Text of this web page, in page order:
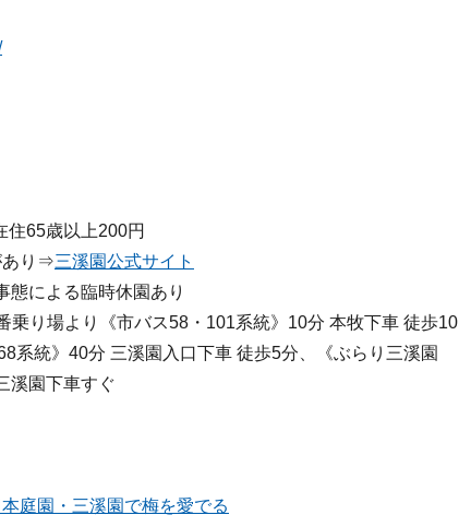
住65歳以上200円
あり⇒三溪園公式サイト
による臨時休園あり
乗り場より《市バス58・101系統》10分 本牧下車 徒歩10
系統》40分 三溪園入口下車 徒歩5分、《ぶらり三溪園
溪園下車すぐ
庭園・三溪園で梅を愛でる